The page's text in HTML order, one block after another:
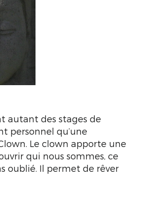
autant des stages de
personnel qu’une
Le clown apporte une
qui nous sommes, ce
oublié. Il permet de rêver